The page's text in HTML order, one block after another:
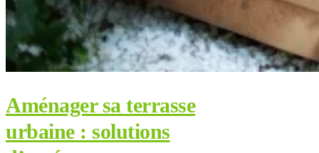
Aménager sa terrasse
urbaine : solutions